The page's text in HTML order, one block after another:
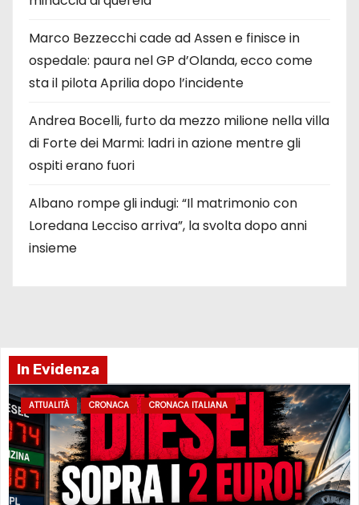
Marco Bezzecchi cade ad Assen e finisce in
ospedale: paura nel GP d’Olanda, ecco come
sta il pilota Aprilia dopo l’incidente
Andrea Bocelli, furto da mezzo milione nella villa
di Forte dei Marmi: ladri in azione mentre gli
ospiti erano fuori
Albano rompe gli indugi: “Il matrimonio con
Loredana Lecciso arriva”, la svolta dopo anni
insieme
In Evidenza
ATTUALITÀ CRONACA CRONACA ITALIANA